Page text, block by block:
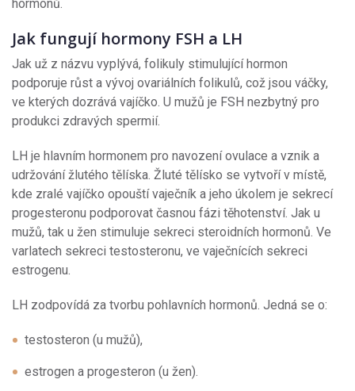
hormonů.
Jak fungují hormony FSH a LH
Jak už z názvu vyplývá, folikuly stimulující hormon
podporuje růst a vývoj ovariálních folikulů, což jsou váčky,
ve kterých dozrává vajíčko. U mužů je FSH nezbytný pro
produkci zdravých spermií.
LH je hlavním hormonem pro navození ovulace a vznik a
udržování žlutého tělíska. Žluté tělísko se vytvoří v místě,
kde zralé vajíčko opouští vaječník a jeho úkolem je sekrecí
progesteronu podporovat časnou fázi těhotenství. Jak u
mužů, tak u žen stimuluje sekreci steroidních hormonů. Ve
varlatech sekreci testosteronu, ve vaječnících sekreci
estrogenu.
LH zodpovídá za tvorbu pohlavních hormonů. Jedná se o:
testosteron (u mužů),
estrogen a progesteron (u žen).